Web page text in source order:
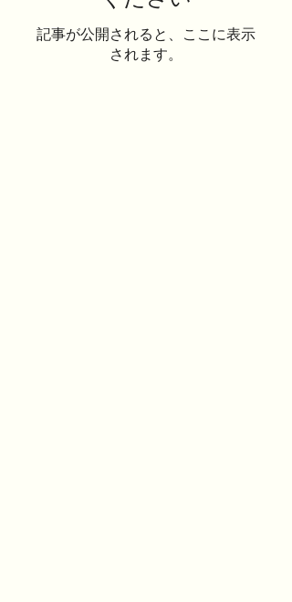
記事が公開されると、ここに表示
されます。